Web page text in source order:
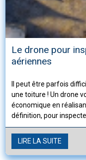
Le drone pour
aériennes
Il peut être parfois
une toiture ! Un drone
économique en
définition, pour
des couvertures afin
les travaux à
LIRE LA SUITE